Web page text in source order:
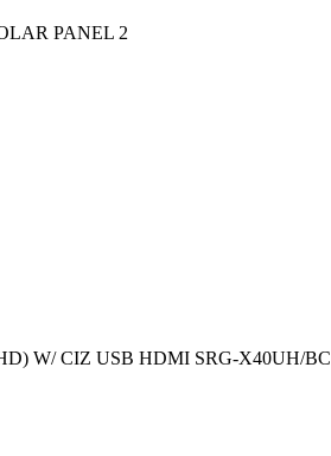
PANEL 2
W/ CIZ USB HDMI SRG-X40UH/BC